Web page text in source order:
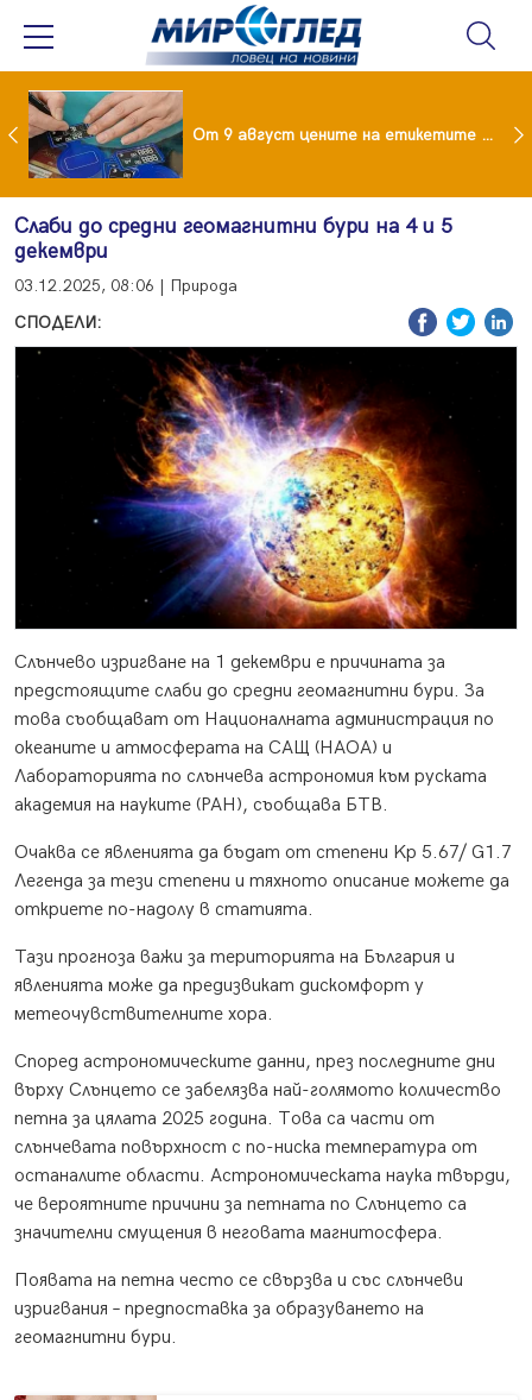
Проект за изграждане на 13-етажна "мегаджамия" разгневи жителите на Лондон От 9 август цените на етикетите само в евро
Слаби до средни геомагнитни бури на 4 и 5
декември
03.12.2025, 08:06 | Природа
СПОДЕЛИ:
Слънчево изригване на 1 декември е причината за
предстоящите слаби до средни геомагнитни бури. За
това съобщават от Националната администрация по
океаните и атмосферата на САЩ (НАОА) и
Лабораторията по слънчева астрономия към руската
академия на науките (РАН), съобщава БТВ.
Очаква се явленията да бъдат от степени Kp 5.67/ G1.7
Легенда за тези степени и тяхното описание можете да
откриете по-надолу в статията.
Тази прогноза важи за територията на България и
явленията може да предизвикат дискомфорт у
метеочувствителните хора.
Според астрономическите данни, през последните дни
върху Слънцето се забелязва най-голямото количество
петна за цялата 2025 година. Това са части от
слънчевата повърхност с по-ниска температура от
останалите области. Астрономическата наука твърди,
че вероятните причини за петната по Слънцето са
значителни смущения в неговата магнитосфера.
Появата на петна често се свързва и със слънчеви
изригвания – предпоставка за образуването на
геомагнитни бури.